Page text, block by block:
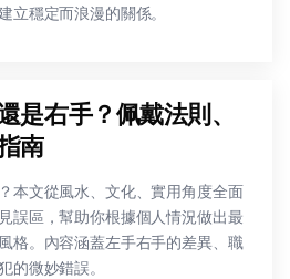
立穩定而浪漫的關係。
是右手？佩戴法則、
南
本文從風水、文化、實用角度全面
誤區，幫助你根據個人情況做出最
格。內容涵蓋左手右手的差異、職
的微妙錯誤。